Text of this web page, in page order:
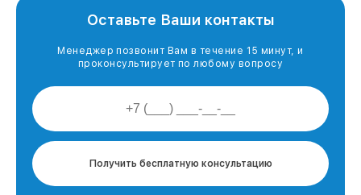
Оставьте Ваши контакты
Менеджер позвонит Вам в течение 15 минут, и
проконсультирует по любому вопросу
Получить бесплатную консультацию